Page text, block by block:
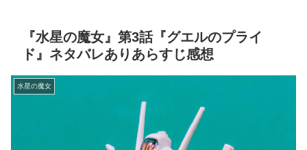
『水星の魔女』第3話『グエルのプライ
ド』ネタバレありあらすじ感想
水星の魔女